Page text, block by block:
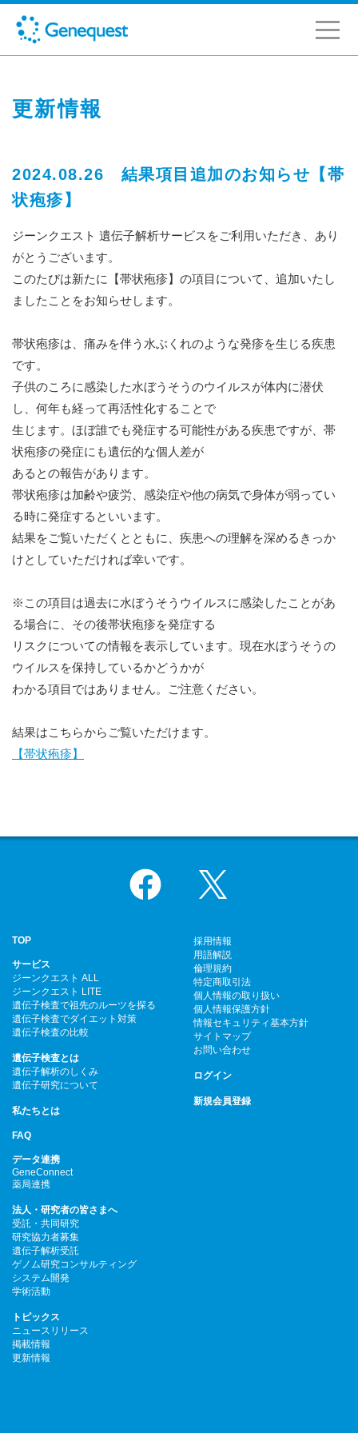
更新情報
2024.08.26 結果項目追加のお知らせ【帯
状疱疹】
ジーンクエスト 遺伝子解析サービスをご利用いただき、あり
がとうございます。
このたびは新たに【帯状疱疹】の項目について、追加いたし
ましたことをお知らせします。
帯状疱疹は、痛みを伴う水ぶくれのような発疹を生じる疾患
です。
子供のころに感染した水ぼうそうのウイルスが体内に潜伏
し、何年も経って再活性化することで
生じます。ほぼ誰でも発症する可能性がある疾患ですが、帯
状疱疹の発症にも遺伝的な個人差が
あるとの報告があります。
帯状疱疹は加齢や疲労、感染症や他の病気で身体が弱ってい
る時に発症するといいます。
結果をご覧いただくとともに、疾患への理解を深めるきっか
けとしていただければ幸いです。
※この項目は過去に水ぼうそうウイルスに感染したことがあ
る場合に、その後帯状疱疹を発症する
リスクについての情報を表示しています。現在水ぼうそうの
ウイルスを保持しているかどうかが
わかる項目ではありません。ご注意ください。
結果はこちらからご覧いただけます。
【帯状疱疹】
Facebook
TOP
サービス
ジーンクエスト ALL
ジーンクエスト LITE
遺伝子検査で祖先のルーツを探る
遺伝子検査でダイエット対策
遺伝子検査の比較
遺伝子検査とは
遺伝子解析のしくみ
遺伝子研究について
私たちとは
FAQ
データ連携
GeneConnect
薬局連携
法人・研究者の皆さまへ
受託・共同研究
研究協力者募集
遺伝子解析受託
ゲノム研究コンサルティング
システム開発
学術活動
トピックス
ニュースリリース
掲載情報
更新情報
採用情報
用語解説
倫理規約
特定商取引法
個人情報の取り扱い
個人情報保護方針
情報セキュリティ基本方針
サイトマップ
お問い合わせ
ログイン
新規会員登録